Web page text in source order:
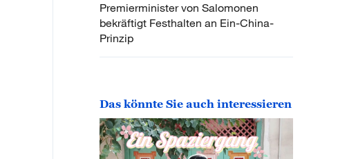
Premierminister von Salomonen
bekräftigt Festhalten an Ein-China-
Prinzip
Das könnte Sie auch interessieren